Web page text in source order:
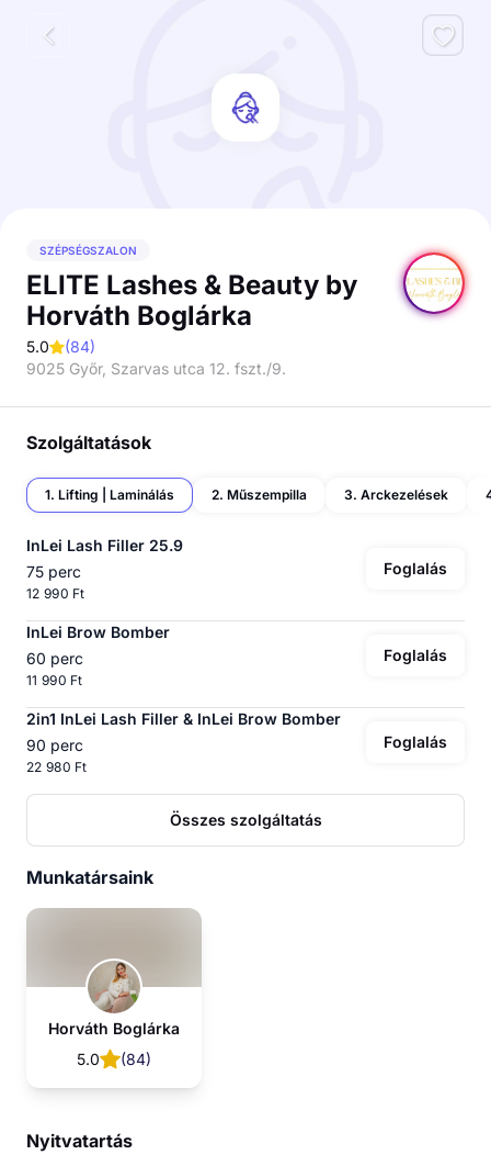
SZÉPSÉGSZALON
ELITE Lashes & Beauty by
Horváth Boglárka
5.0 (84)
9025 Győr, Szarvas utca 12. fszt./9.
Szolgáltatások
1. Lifting | Laminálás 2. Műszempilla 3. Arckezelések
InLei Lash Filler 25.9
75 perc
12 990 Ft
Foglalás
InLei Brow Bomber
60 perc
11 990 Ft
Foglalás
2in1 InLei Lash Filler & InLei Brow Bomber
90 perc
22 980 Ft
Foglalás
Összes szolgáltatás
Munkatársaink
Horváth Boglárka
5.0
(84)
Nyitvatartás